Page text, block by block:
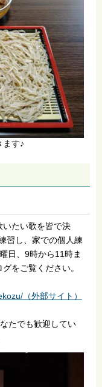
ます♪
たい歌を皆で決
習し、家での個人練
日、9時から11時ま
をご覧ください。
（外部サイト）
たでも歓迎してい